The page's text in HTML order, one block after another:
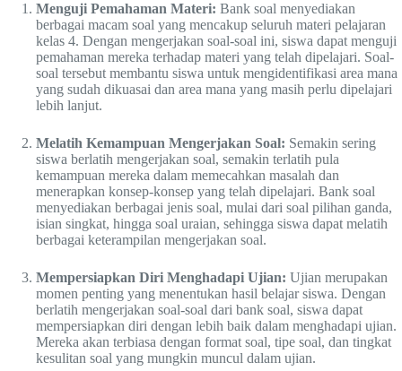
Menguji Pemahaman Materi: Bank soal menyediakan
berbagai macam soal yang mencakup seluruh materi pelajaran
kelas 4. Dengan mengerjakan soal-soal ini, siswa dapat menguji
pemahaman mereka terhadap materi yang telah dipelajari. Soal-
soal tersebut membantu siswa untuk mengidentifikasi area mana
yang sudah dikuasai dan area mana yang masih perlu dipelajari
lebih lanjut.
Melatih Kemampuan Mengerjakan Soal: Semakin sering
siswa berlatih mengerjakan soal, semakin terlatih pula
kemampuan mereka dalam memecahkan masalah dan
menerapkan konsep-konsep yang telah dipelajari. Bank soal
menyediakan berbagai jenis soal, mulai dari soal pilihan ganda,
isian singkat, hingga soal uraian, sehingga siswa dapat melatih
berbagai keterampilan mengerjakan soal.
Mempersiapkan Diri Menghadapi Ujian: Ujian merupakan
momen penting yang menentukan hasil belajar siswa. Dengan
berlatih mengerjakan soal-soal dari bank soal, siswa dapat
mempersiapkan diri dengan lebih baik dalam menghadapi ujian.
Mereka akan terbiasa dengan format soal, tipe soal, dan tingkat
kesulitan soal yang mungkin muncul dalam ujian.